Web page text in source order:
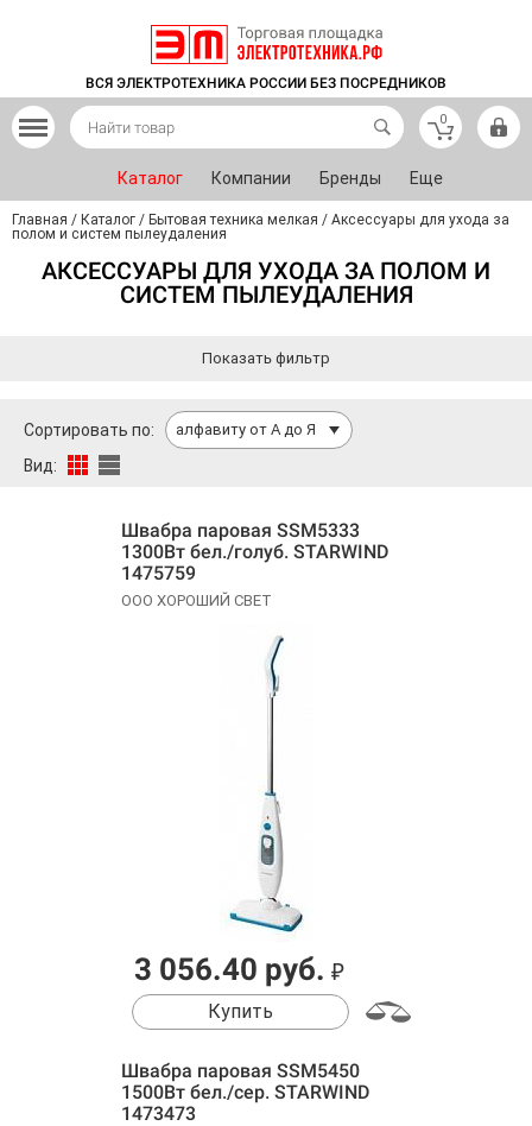
ВСЯ ЭЛЕКТРОТЕХНИКА РОССИИ БЕЗ ПОСРЕДНИКОВ
0
Каталог Компании Бренды Еще
Главная / Каталог / Бытовая техника мелкая / Аксессуары для ухода за
полом и систем пылеудаления
АКСЕССУАРЫ ДЛЯ УХОДА ЗА ПОЛОМ И
СИСТЕМ ПЫЛЕУДАЛЕНИЯ
Показать фильтр
Сортировать по: алфавиту от А до Я
Вид:
Швабра паровая SSM5333
1300Вт бел./голуб. STARWIND
1475759
ООО ХОРОШИЙ СВЕТ
3 056.40 руб. ₽
Купить
Швабра паровая SSM5450
1500Вт бел./сер. STARWIND
1473473